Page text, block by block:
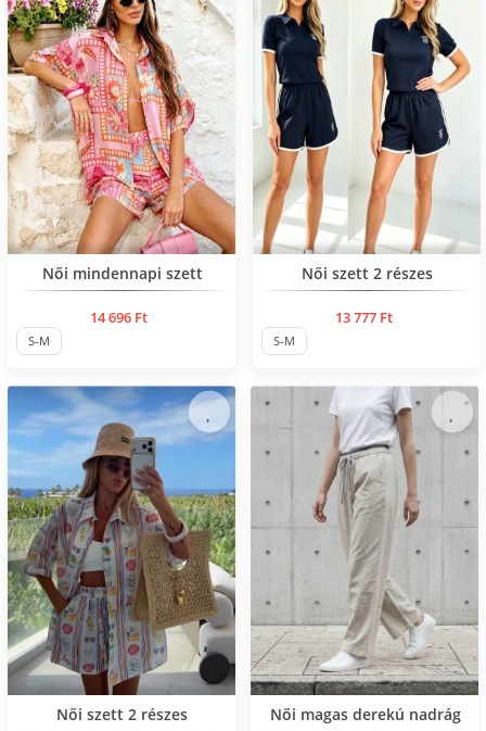
Нов продукт
Női mindennapi szett
14 696 Ft
S-M
Нов продукт
Női szett 2 részes
13 777 Ft
S-M
Нов продукт
Női szett 2 részes Нов продукт
Női magas derekú nadrág